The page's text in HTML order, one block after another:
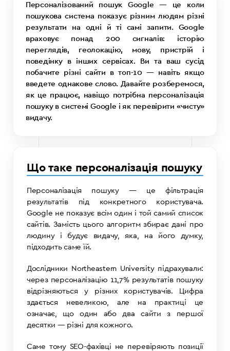
Персоналізований пошук Google — це коли
пошукова система показує різним людям різні
результати на одні й ті самі запити. Google
враховує понад 200 сигналів: історію
переглядів, геолокацію, мову, пристрій і
поведінку в інших сервісах. Ви та ваш сусід
побачите різні сайти в топ-10 — навіть якщо
введете однакове слово. Давайте розберемося,
як це працює, навіщо потрібна персоналізація
пошуку в системі Google і як перевірити «чисту»
видачу.
Що таке персоналізація пошуку
Персоналізація пошуку — це фільтрація
результатів під конкретного користувача.
Google не показує всім один і той самий список
сайтів. Замість цього алгоритм збирає дані про
людину і будує видачу, яка, на його думку,
підходить саме їй.
Дослідники Northeastern University підрахували:
через персоналізацію 11,7% результатів пошуку
відрізняються у різних користувачів. Цифра
здається невеликою, але на практиці це
означає, що один або два сайти з першої
десятки — різні для кожного.
Саме тому SEO-фахівці не перевіряють позиції